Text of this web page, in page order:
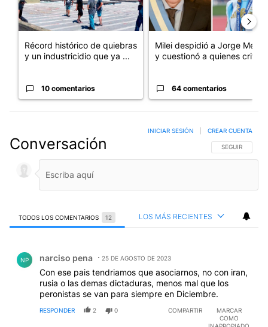
Récord histórico de quiebras
y un industricidio que ya ...
10 comentarios
Milei despidió a Jorge Messi
y cuestionó a quienes crit...
64 comentarios
Conversación SIGA ESTA
SEGUIR
INICIAR SESIÓN CREAR CUENTA
TODOS LOS COMENTARIOS 12 LOS MÁS RECIENTES
NP narciso pena 25 DE AGOSTO DE 2023
Con ese pais tendriamos que asociarnos, no con iran,
rusia o las demas dictaduras, menos mal que los
peronistas se van para siempre en Diciembre.
RESPONDER 2 0 COMPARTIR
MARCAR
COMO